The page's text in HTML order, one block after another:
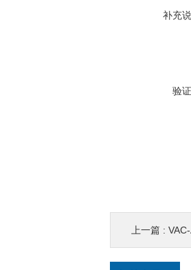
补充
验
上一篇 :